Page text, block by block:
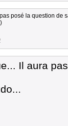
posé la question de
Il aura